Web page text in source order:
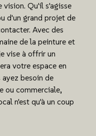
vision. Qu'il s'agisse
d'un grand projet de
Avec des
de la peinture et
vise à offrir un
votre espace en
besoin de
ou commerciale,
n'est qu'à un coup